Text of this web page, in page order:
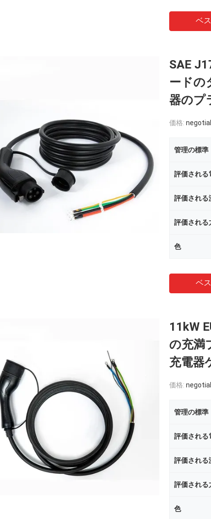
ベ
SAE
ードの
器のプ
価格:
管理の標準
評価される
評価される
評価される
色
ベ
11kW
の充満
充電器
価格:
管理の標準
評価される
評価される
評価される
色